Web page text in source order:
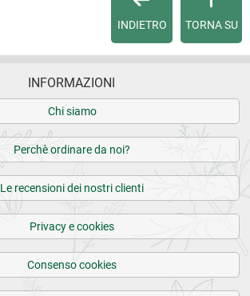
TORNA SU
INDIETRO
INFORMAZIONI
Chi siamo
Perchè ordinare da noi?
Le recensioni dei nostri clienti
Privacy e cookies
Consenso cookies